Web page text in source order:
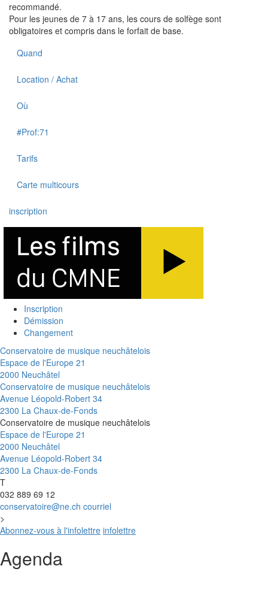
recommandé.
Pour les jeunes de 7 à 17 ans, les cours de solfège sont
obligatoires et compris dans le forfait de base.
Quand
Location / Achat
Où
#Prof:71
Tarifs
Carte multicours
inscription
Inscription
Démission
Changement
Conservatoire de musique neuchâtelois
Espace de l'Europe 21
2000 Neuchâtel
Conservatoire de musique neuchâtelois
Avenue Léopold-Robert 34
2300 La Chaux-de-Fonds
Conservatoire de musique neuchâtelois
Espace de l'Europe 21
2000 Neuchâtel
Avenue Léopold-Robert 34
2300 La Chaux-de-Fonds
T
032 889 69 12
conservatoire@ne.ch courriel
>
Abonnez-vous à l'infolettre infolettre
Agenda